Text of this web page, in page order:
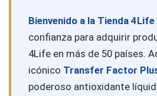
Bienvenido a la Tienda 4Life
confianza para adquirir
4Life en más de 50 países.
icónico Transfer Factor
poderoso antioxidante